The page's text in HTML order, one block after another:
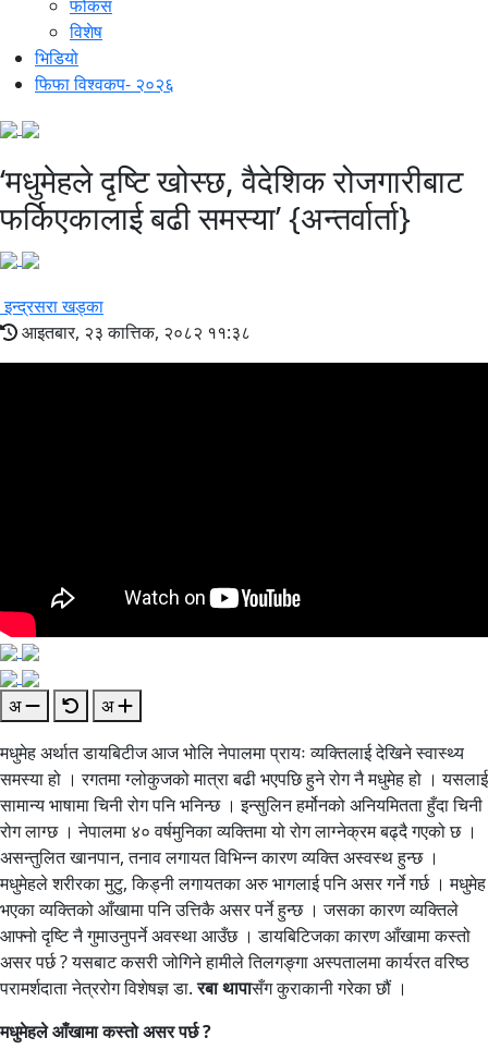
फोकस
विशेष
भिडियो
फिफा विश्वकप- २०२६
‘मधुमेहले दृष्टि खोस्छ, वैदेशिक रोजगारीबाट
फर्किएकालाई बढी समस्या’ {अन्तर्वार्ता}
इन्द्रसरा खड्का
आइतबार, २३ कात्तिक, २०८२ ११:३८
अ
अ
मधुमेह अर्थात डायबिटीज आज भोलि नेपालमा प्रायः व्यक्तिलाई देखिने स्वास्थ्य
समस्या हो । रगतमा ग्लोकुजको मात्रा बढी भएपछि हुने रोग नै मधुमेह हो । यसलाई
सामान्य भाषामा चिनी रोग पनि भनिन्छ । इन्सुलिन हर्मोनको अनियमितता हुँदा चिनी
रोग लाग्छ । नेपालमा ४० वर्षमुनिका व्यक्तिमा यो रोग लाग्नेक्रम बढ्दै गएको छ ।
असन्तुलित खानपान, तनाव लगायत विभिन्न कारण व्यक्ति अस्वस्थ हुन्छ ।
मधुमेहले शरीरका मुटु, किड्नी लगायतका अरु भागलाई पनि असर गर्ने गर्छ । मधुमेह
भएका व्यक्तिको आँखामा पनि उत्तिकै असर पर्ने हुन्छ । जसका कारण व्यक्तिले
आफ्नो दृष्टि नै गुमाउनुपर्ने अवस्था आउँछ । डायबिटिजका कारण आँखामा कस्तो
असर पर्छ ? यसबाट कसरी जोगिने हामीले तिलगङ्गा अस्पतालमा कार्यरत वरिष्ठ
परामर्शदाता नेत्ररोग विशेषज्ञ डा.रबा थापासँग कुराकानी गरेका छौं ।
मधुमेहले आँखामा कस्तो असर पर्छ ?